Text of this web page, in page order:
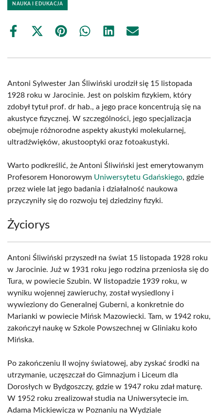
NAUKA I EDUKACJA
Share
Share
(Twitter)
Share Share Share Share
Antoni Sylwester Jan Śliwiński urodził się 15 listopada
1928 roku w Jarocinie. Jest on polskim fizykiem, który
zdobył tytuł prof. dr hab., a jego prace koncentrują się na
akustyce fizycznej. W szczególności, jego specjalizacja
obejmuje różnorodne aspekty akustyki molekularnej,
ultradźwięków, akustooptyki oraz fotoakustyki.
Warto podkreślić, że Antoni Śliwiński jest emerytowanym
Profesorem Honorowym Uniwersytetu Gdańskiego, gdzie
przez wiele lat jego badania i działalność naukowa
przyczyniły się do rozwoju tej dziedziny fizyki.
Życiorys
Antoni Śliwiński przyszedł na świat 15 listopada 1928 roku
w Jarocinie. Już w 1931 roku jego rodzina przeniosła się do
Tura, w powiecie Szubin. W listopadzie 1939 roku, w
wyniku wojennej zawieruchy, został wysiedlony i
wywieziony do Generalnej Guberni, a konkretnie do
Marianki w powiecie Mińsk Mazowiecki. Tam, w 1942 roku,
zakończył naukę w Szkole Powszechnej w Gliniaku koło
Mińska.
Po zakończeniu II wojny światowej, aby zyskać środki na
utrzymanie, uczęszczał do Gimnazjum i Liceum dla
Dorosłych w Bydgoszczy, gdzie w 1947 roku zdał maturę.
W 1952 roku zrealizował studia na Uniwersytecie im.
Adama Mickiewicza w Poznaniu na Wydziale